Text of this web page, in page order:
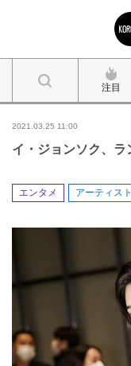
注目
2021.03.25 11:00
イ・ジョンソク、ラ
エンタメ アーティスト